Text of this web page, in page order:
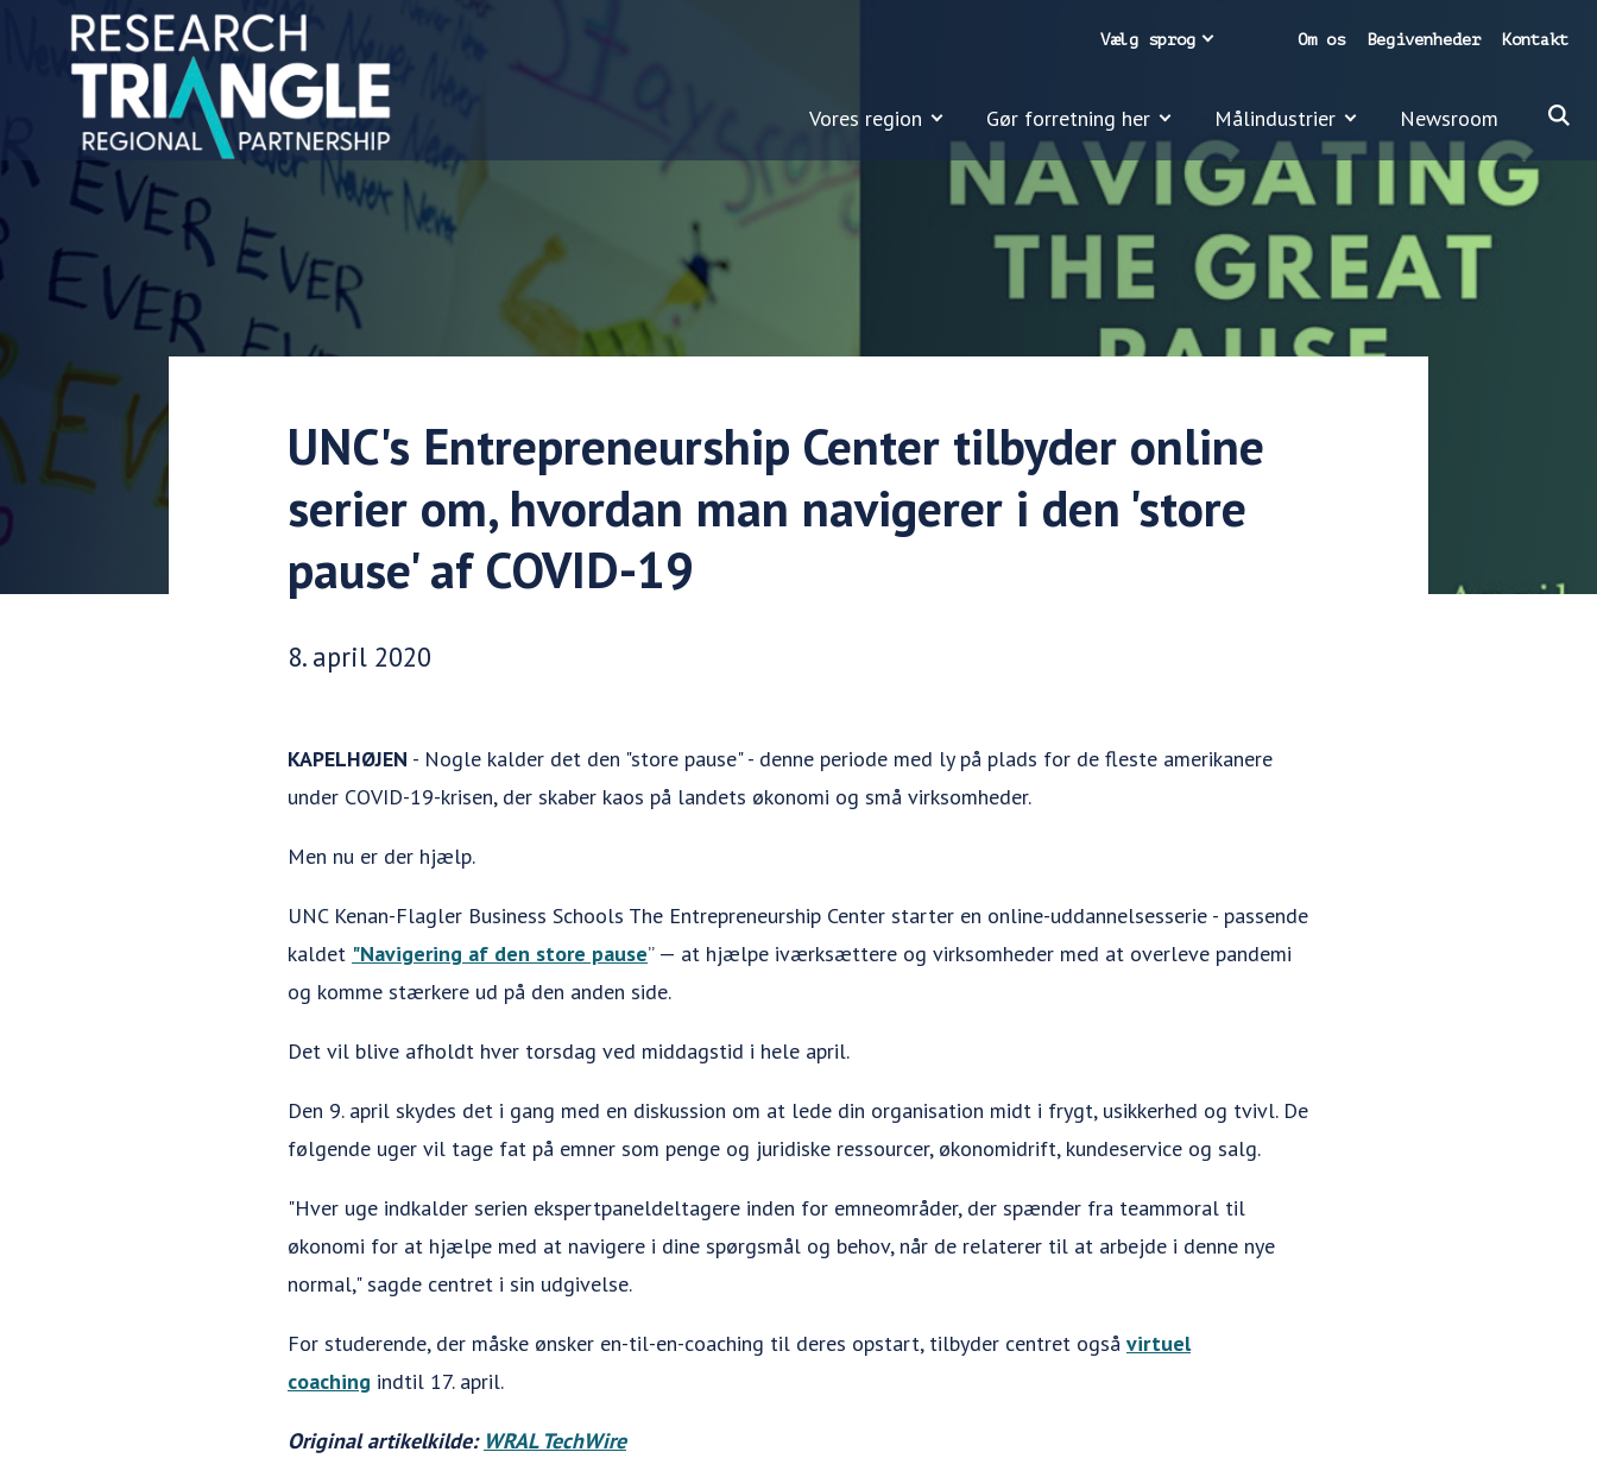
Gå til indhold
Vores region Gør forretning her Målindustrier Newsroom
Om os Begivenheder Kontakt
Vælg sprog
UNC's Entrepreneurship Center tilbyder online
serier om, hvordan man navigerer i den 'store
pause' af COVID-19
Udgivelsesdato:
8. april 2020
KAPELHØJEN - Nogle kalder det den "store pause" - denne periode med ly på plads for de fleste amerikanere
under COVID-19-krisen, der skaber kaos på landets økonomi og små virksomheder.
Men nu er der hjælp.
UNC Kenan-Flagler Business Schools The Entrepreneurship Center starter en online-uddannelsesserie - passende
kaldet "Navigering af den store pause” — at hjælpe iværksættere og virksomheder med at overleve pandemi
og komme stærkere ud på den anden side.
Det vil blive afholdt hver torsdag ved middagstid i hele april.
Den 9. april skydes det i gang med en diskussion om at lede din organisation midt i frygt, usikkerhed og tvivl. De
følgende uger vil tage fat på emner som penge og juridiske ressourcer, økonomidrift, kundeservice og salg.
"Hver uge indkalder serien ekspertpaneldeltagere inden for emneområder, der spænder fra teammoral til
økonomi for at hjælpe med at navigere i dine spørgsmål og behov, når de relaterer til at arbejde i denne nye
normal," sagde centret i sin udgivelse.
For studerende, der måske ønsker en-til-en-coaching til deres opstart, tilbyder centret også virtuel
coaching indtil 17. april.
Original artikelkilde: WRAL TechWire